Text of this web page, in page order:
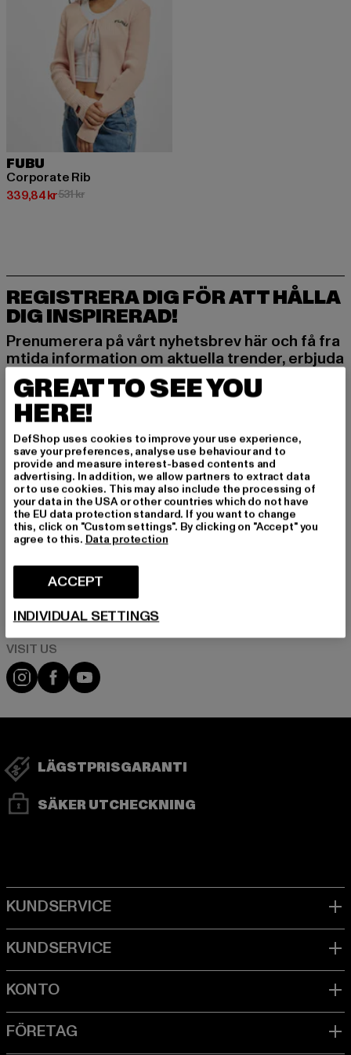
FUBU
Corporate Rib
339,84 kr
Nuvarande pris: 339,84 kr
531 krKampanjpris: 531 kr
REGISTRERA DIG FÖR ATT HÅLLA
DIG INSPIRERAD!
Prenumerera på vårt nyhetsbrev här och få fra
mtida information om aktuella trender, erbjuda
nden och kuponger från DefShop via e-post!
MÄN
KVINNOR
E-POST
Information om hur DefShop hanterar dina uppgifter finns i vår
integritetspolicy. Du kan när som helst avregistrera dig kostnadsfritt.
Visit our Instagram page:
Visit our Facebook page:
Visit our YouTube channel:
LÄGSTPRISGARANTI
SÄKER UTCHECKNING
GREAT TO SEE YOU
HERE!
DefShop uses cookies to improve your use experience,
save your preferences, analyse use behaviour and to
provide and measure interest-based contents and
advertising. In addition, we allow partners to extract data
or to use cookies. This may also include the processing of
your data in the USA or other countries which do not have
the EU data protection standard. If you want to change
this, click on "Custom settings". By clicking on "Accept" you
agree to this. Data protection
ACCEPT
INDIVIDUAL SETTINGS